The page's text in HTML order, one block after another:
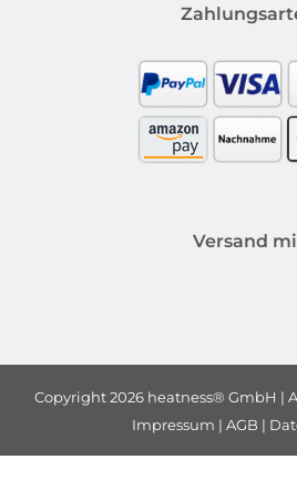
Versand
Copyright 2026 heatness® GmbH |
Impressum | AGB |